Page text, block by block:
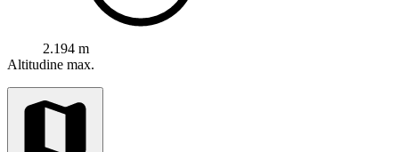
2.194 m
Altitudine max.